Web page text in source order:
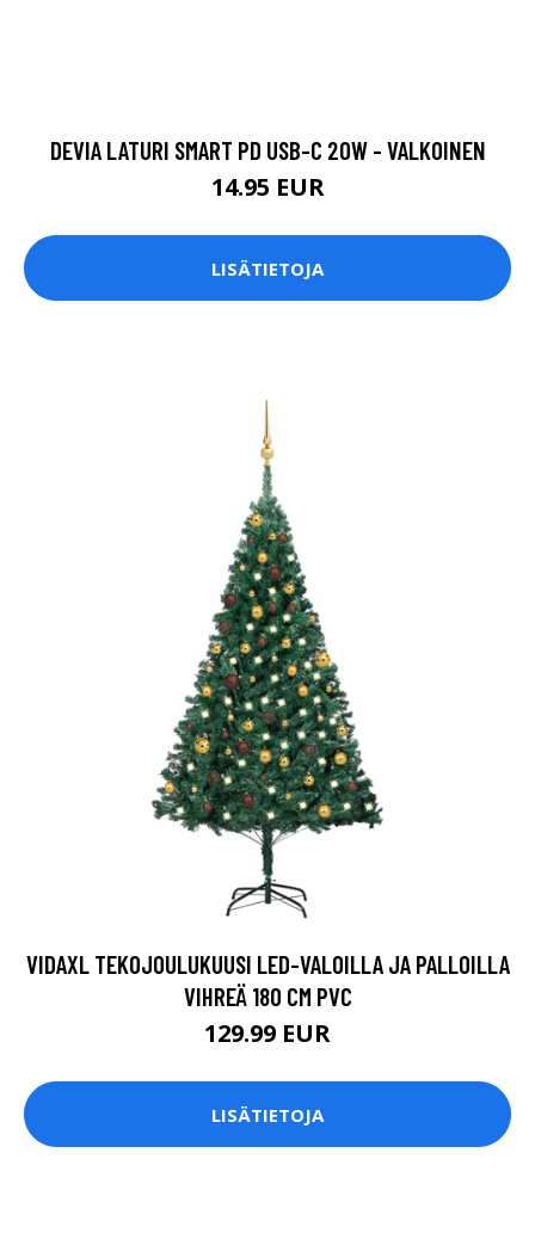
DEVIA LATURI SMART PD USB-C 20W - VALKOINEN
14.95 EUR
LISÄTIETOJA
VIDAXL TEKOJOULUKUUSI LED-VALOILLA JA PALLOILLA
VIHREÄ 180 CM PVC
129.99 EUR
LISÄTIETOJA